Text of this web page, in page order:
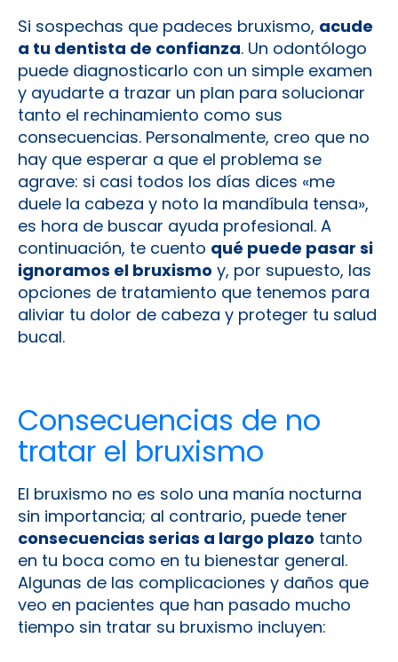
Si sospechas que padeces bruxismo, acude
a tu dentista de confianza. Un odontólogo
puede diagnosticarlo con un simple examen
y ayudarte a trazar un plan para solucionar
tanto el rechinamiento como sus
consecuencias. Personalmente, creo que no
hay que esperar a que el problema se
agrave: si casi todos los días dices «me
duele la cabeza y noto la mandíbula tensa»,
es hora de buscar ayuda profesional. A
continuación, te cuento qué puede pasar si
ignoramos el bruxismo y, por supuesto, las
opciones de tratamiento que tenemos para
aliviar tu dolor de cabeza y proteger tu salud
bucal.
Consecuencias de no
tratar el bruxismo
El bruxismo no es solo una manía nocturna
sin importancia; al contrario, puede tener
consecuencias serias a largo plazo tanto
en tu boca como en tu bienestar general.
Algunas de las complicaciones y daños que
veo en pacientes que han pasado mucho
tiempo sin tratar su bruxismo incluyen: